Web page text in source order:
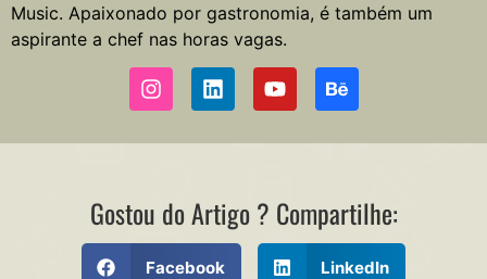
Music. Apaixonado por gastronomia, é também um
aspirante a chef nas horas vagas.
Gostou do Artigo ? Compartilhe:
Facebook LinkedIn